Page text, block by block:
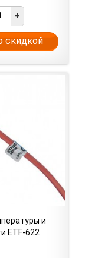
+
скидкой
и
ETF-622